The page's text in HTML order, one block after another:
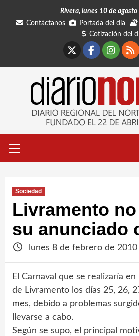
Rivera, lunes 10 de
Contáctanos
Portada del día
Cotización del
primario
Sociedad
Livramento
su anunciado
lunes 8 de febrero de 2010
El Carnaval que se realizaría
de Livramento los días 25, 26,
mes, debido a problemas
llevarse a cabo.
Según se supo, el principal